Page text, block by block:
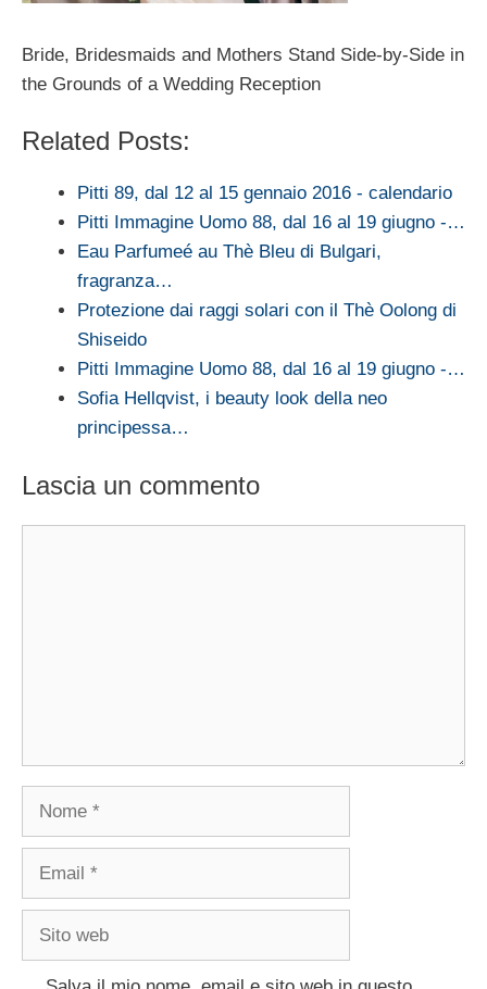
Bride, Bridesmaids and Mothers Stand Side-by-Side in
the Grounds of a Wedding Reception
Related Posts:
Pitti 89, dal 12 al 15 gennaio 2016 - calendario
Pitti Immagine Uomo 88, dal 16 al 19 giugno -…
Eau Parfumeé au Thè Bleu di Bulgari,
fragranza…
Protezione dai raggi solari con il Thè Oolong di
Shiseido
Pitti Immagine Uomo 88, dal 16 al 19 giugno -…
Sofia Hellqvist, i beauty look della neo
principessa…
Lascia un commento